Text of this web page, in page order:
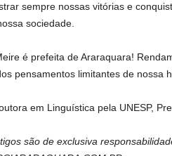
sempre nossas vitórias e
sociedade.
é prefeita de Araraquara!
pensamentos limitantes de nossa
em Linguística pela UNESP,
são de exclusiva